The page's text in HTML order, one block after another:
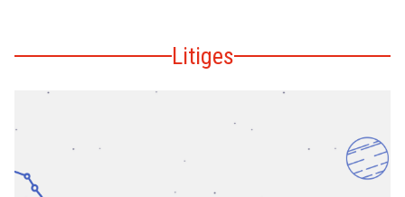
Litiges